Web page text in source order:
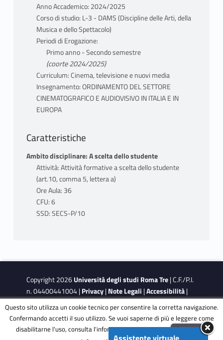
Anno Accademico: 2024/2025
Corso di studio: L-3 - DAMS (Discipline delle Arti, della
Musica e dello Spettacolo)
Periodi di Erogazione:
Primo anno - Secondo semestre
(coorte 2024/2025)
Curriculum: Cinema, televisione e nuovi media
Insegnamento: ORDINAMENTO DEL SETTORE
CINEMATOGRAFICO E AUDIOVISIVO IN ITALIA E IN
EUROPA
Caratteristiche
Ambito disciplinare: A scelta dello studente
Attività: Attività formative a scelta dello studente
(art.10, comma 5, lettera a)
Ore Aula: 36
CFU: 6
SSD: SECS-P/10
Copyright 2026Università degli studi Roma Tre| C.F./P.I.
n. 04400441004 |Privacy|Note Legali |Accessibilità|
Obiettivi di accessibilità
| Dichiarazione di accessibilità
This site is protected by reCAPTCHA and the GooglePrivacy
Questo sito utilizza un cookie tecnico per consentire la corretta navigazione.
Confermando accetti il suo utilizzo. Se vuoi saperne di più e leggere come
disabilitarne l'uso, consulta l'informativa estesa.ENG
Accetta